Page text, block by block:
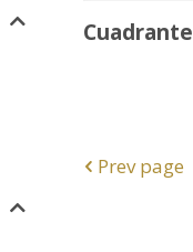
Cuadrante
Prev page